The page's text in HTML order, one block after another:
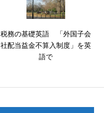
税務の基礎英語 「外国子会
社配当益金不算入制度」を英
語で